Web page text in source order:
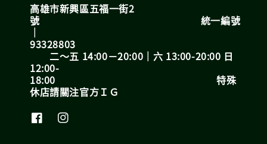
高雄市新興區五福一街2
號 統一編號
｜
93328803
二～五 14:00－20:00｜六 13:00-20:00 日
12:00-
18:00 特殊
休店請關注官方ＩＧ